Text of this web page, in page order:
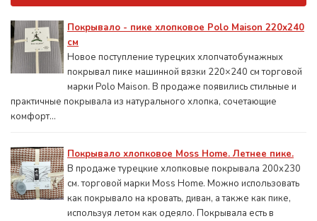
Покрывало - пике хлопковое Polo Maison 220х240
см
Новое поступление турецких хлопчатобумажных
покрывал пике машинной вязки 220×240 см торговой
марки Polo Maison. В продаже появились стильные и
практичные покрывала из натурального хлопка, сочетающие
комфорт...
Покрывало хлопковое Moss Home. Летнее пике.
В продаже турецкие хлопковые покрывала 200x230
см. торговой марки Moss Home. Можно использовать
как покрывало на кровать, диван, а также как пике,
используя летом как одеяло. Покрывала есть в